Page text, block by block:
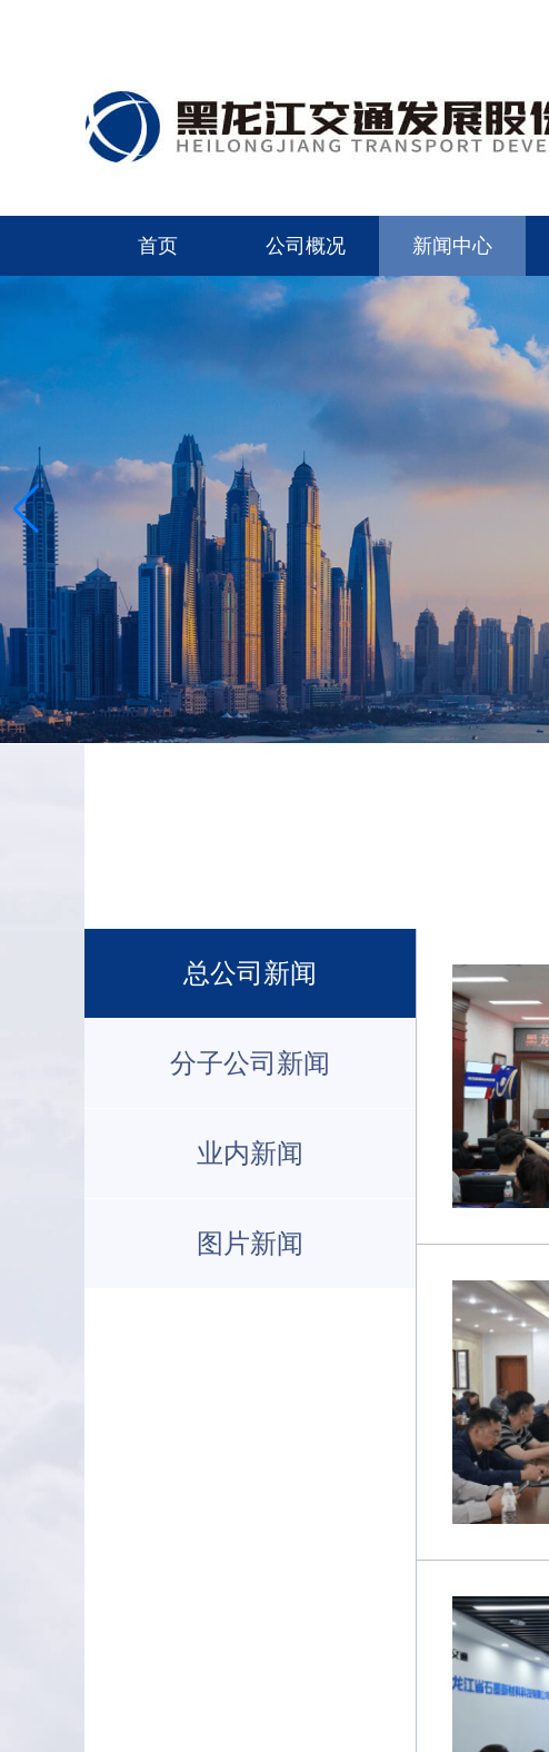
首页 公司概况 新闻中心
总公司新闻
分子公司新闻
业内新闻
图片新闻